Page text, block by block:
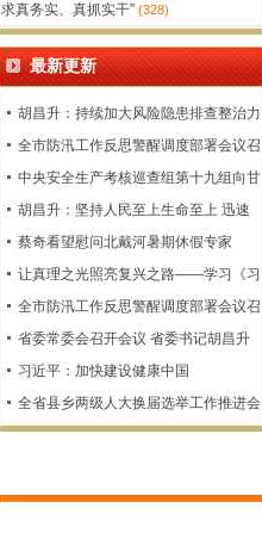
求真务实、真抓实干” (328)
最新更新
胡昌升：持续加大风险隐患排查整治力
度 确保监测预警和群众转移避险到位
全市防汛工作反思警醒调度部署会议召
开
中央安全生产考核巡查组第十九组向甘
肃省反馈明查暗访情况
胡昌升：坚持人民至上生命至上 迅速
查漏补缺固强补弱 坚决维护人民群众
蔡奇看望慰问北戴河暑期休假专家
让真理之光照亮复兴之路——学习《习
近平谈治国理政》第一至五卷
全市防汛工作反思警醒调度部署会议召
开
省委常委会召开会议 省委书记胡昌升
主持
习近平：加快建设健康中国
全省县乡两级人大换届选举工作推进会
召开